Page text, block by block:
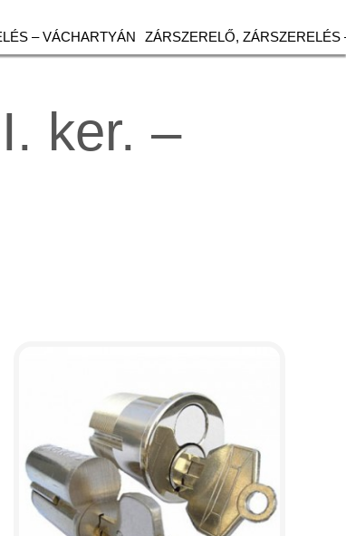
– VÁCHARTYÁN ZÁRSZERELŐ, ZÁRSZERELÉS
ker. –